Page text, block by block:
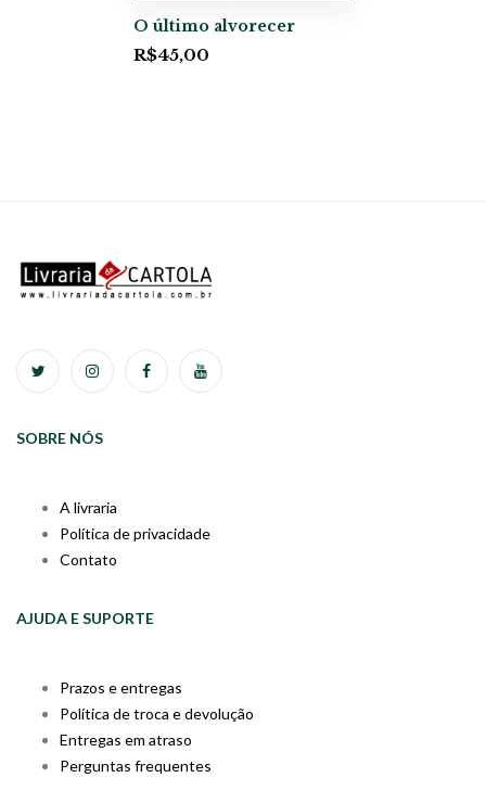
O último alvorecer
R$45,00
SOBRE NÓS
A livraria
Política de privacidade
Contato
AJUDA E SUPORTE
Prazos e entregas
Política de troca e devolução
Entregas em atraso
Perguntas frequentes